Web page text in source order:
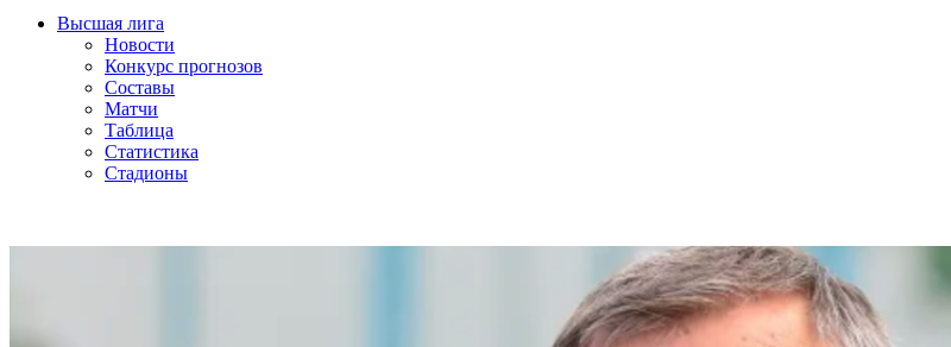
Высшая лига
Новости
Конкурс прогнозов
Составы
Матчи
Таблица
Статистика
Стадионы